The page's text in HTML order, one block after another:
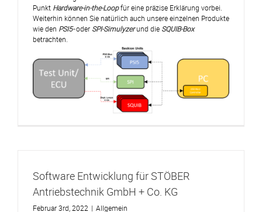
Punkt Hardware-in-the-Loopfür eine präzise Erklärung vorbei.
Weiterhin können Sie natürlich auch unsere einzelnen Produkte
wie den PSI5-oder SPI-Simulyzerund die SQUIB-Box
betrachten.
Software Entwicklung für STÖBER
Antriebstechnik GmbH + Co. KG
Februar 3rd, 2022 | Allgemein